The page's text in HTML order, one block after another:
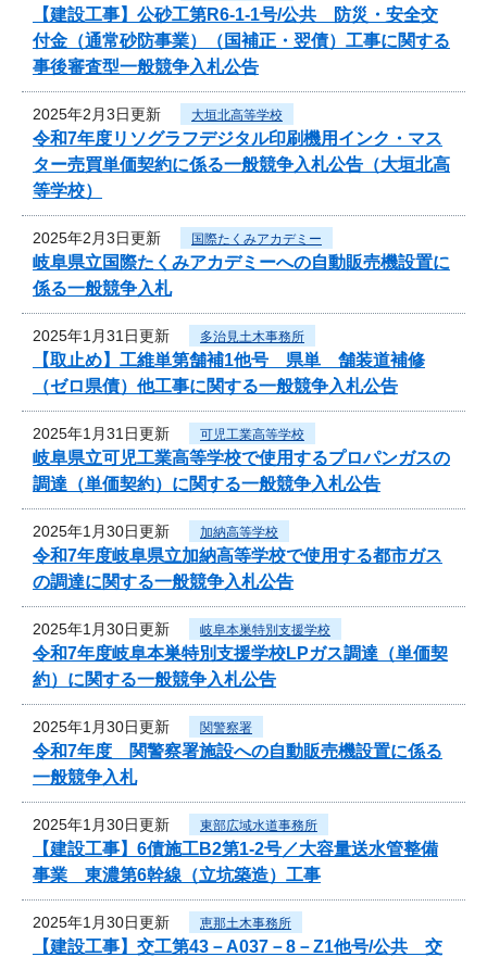
【建設工事】公砂工第R6-1-1号/公共 防災・安全交
付金（通常砂防事業）（国補正・翌債）工事に関する
事後審査型一般競争入札公告
2025年2月3日更新 大垣北高等学校
令和7年度リソグラフデジタル印刷機用インク・マス
ター売買単価契約に係る一般競争入札公告（大垣北高
等学校）
2025年2月3日更新 国際たくみアカデミー
岐阜県立国際たくみアカデミーへの自動販売機設置に
係る一般競争入札
2025年1月31日更新 多治見土木事務所
【取止め】工維単第舗補1他号 県単 舗装道補修
（ゼロ県債）他工事に関する一般競争入札公告
2025年1月31日更新 可児工業高等学校
岐阜県立可児工業高等学校で使用するプロパンガスの
調達（単価契約）に関する一般競争入札公告
2025年1月30日更新 加納高等学校
令和7年度岐阜県立加納高等学校で使用する都市ガス
の調達に関する一般競争入札公告
2025年1月30日更新 岐阜本巣特別支援学校
令和7年度岐阜本巣特別支援学校LPガス調達（単価契
約）に関する一般競争入札公告
2025年1月30日更新 関警察署
令和7年度 関警察署施設への自動販売機設置に係る
一般競争入札
2025年1月30日更新 東部広域水道事務所
【建設工事】6債施工B2第1-2号／大容量送水管整備
事業 東濃第6幹線（立坑築造）工事
2025年1月30日更新 恵那土木事務所
【建設工事】交工第43－A037－8－Z1他号/公共 交